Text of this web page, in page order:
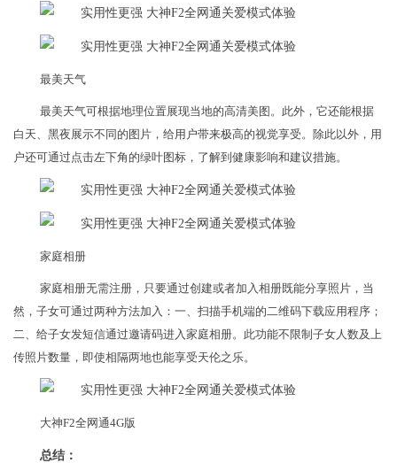
最美天气
最美天气可根据地理位置展现当地的高清美图。此外，它还能根据
白天、黑夜展示不同的图片，给用户带来极高的视觉享受。除此以外，用
户还可通过点击左下角的绿叶图标，了解到健康影响和建议措施。
家庭相册
家庭相册无需注册，只要通过创建或者加入相册既能分享照片，当
然，子女可通过两种方法加入：一、扫描手机端的二维码下载应用程序；
二、给子女发短信通过邀请码进入家庭相册。此功能不限制子女人数及上
传照片数量，即使相隔两地也能享受天伦之乐。
大神F2全网通4G版
总结：